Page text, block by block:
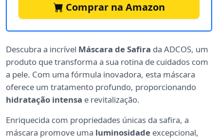
Comprar na Amazon
Descubra a incrível Máscara de Safira da ADCOS, um
produto que transforma a sua rotina de cuidados com
a pele. Com uma fórmula inovadora, esta máscara
oferece um tratamento profundo, proporcionando
hidratação intensa e revitalização.
Enriquecida com propriedades únicas da safira, a
máscara promove uma luminosidade excepcional,